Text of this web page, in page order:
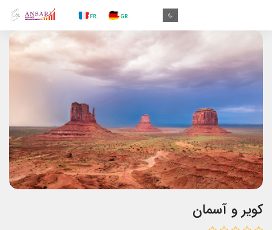
.FR
.RU
.TR
کویر و آسمان